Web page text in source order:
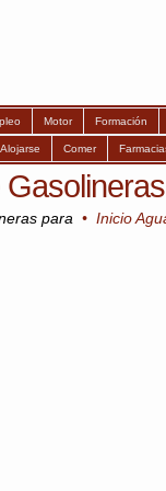
Motor Formación
Alojarse Comer
para • Inicio